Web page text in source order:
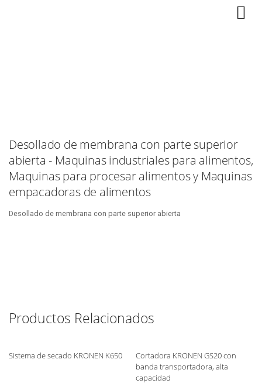
Desollado de membrana con parte superior
abierta - Maquinas industriales para alimentos,
Maquinas para procesar alimentos y Maquinas
empacadoras de alimentos
Desollado de membrana con parte superior abierta
Productos Relacionados
Sistema de secado KRONEN K650
Cortadora KRONEN GS20 con
banda transportadora, alta
capacidad